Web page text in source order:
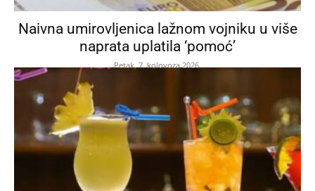
Naivna umirovljenica lažnom vojniku u više
naprata uplatila ‘pomoć’
Petak, 7. kolovoza 2026.